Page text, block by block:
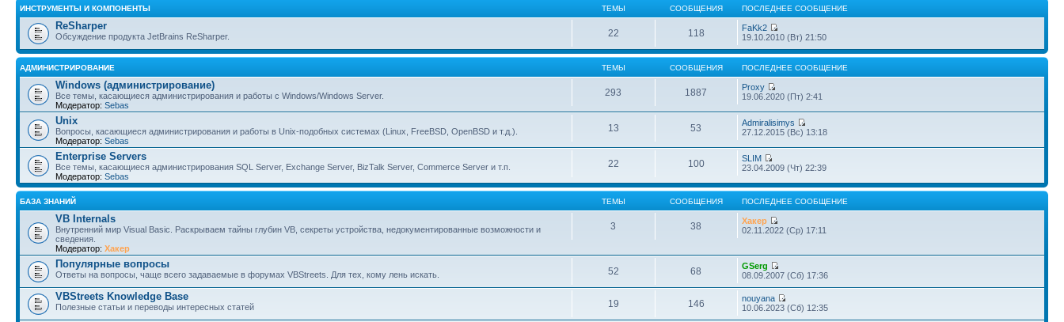
ИНСТРУМЕНТЫ И КОМПОНЕНТЫ ТЕМЫ СООБЩЕНИЯ ПОСЛЕДНЕЕ СООБЩЕНИЕ
ReSharper
Обсуждение продукта JetBrains ReSharper. 22 118
FaKk2
19.10.2010 (Вт) 21:50
АДМИНИСТРИРОВАНИЕ ТЕМЫ СООБЩЕНИЯ ПОСЛЕДНЕЕ СООБЩЕНИЕ
Windows (администрирование)
Все темы, касающиеся администрирования и работы с Windows/Windows Server.
Модератор: Sebas
293 1887
Proxy
19.06.2020 (Пт) 2:41
Unix
Вопросы, касающиеся администрирования и работы в Unix-подобных системах (Linux, FreeBSD, OpenBSD и т.д.).
Модератор: Sebas
13 53
Admiralisimys
27.12.2015 (Вс) 13:18
Enterprise Servers
Все темы, касающиеся администрирования SQL Server, Exchange Server, BizTalk Server, Commerce Server и т.п.
Модератор: Sebas
22 100
SLIM
23.04.2009 (Чт) 22:39
БАЗА ЗНАНИЙ ТЕМЫ СООБЩЕНИЯ ПОСЛЕДНЕЕ СООБЩЕНИЕ
VB Internals
Внутренний мир Visual Basic. Раскрываем тайны глубин VB, секреты устройства, недокументированные возможности и
сведения.
Модератор: Хакер
3 38
Хакер
02.11.2022 (Ср) 17:11
Популярные вопросы
Ответы на вопросы, чаще всего задаваемые в форумах VBStreets. Для тех, кому лень искать. 52 68
GSerg
08.09.2007 (Сб) 17:36
VBStreets Knowledge Base
Полезные статьи и переводы интересных статей 19 146
nouyana
10.06.2023 (Сб) 12:35